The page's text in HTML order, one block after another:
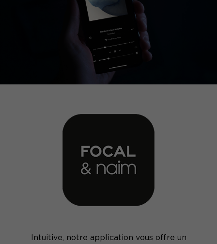
Intuitive, notre application vous offre un